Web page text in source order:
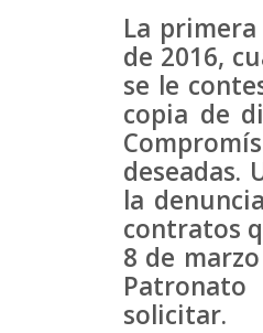
La
de 2016,
se le
copia de
deseadas.
la
contratos
8 de
solicitar.